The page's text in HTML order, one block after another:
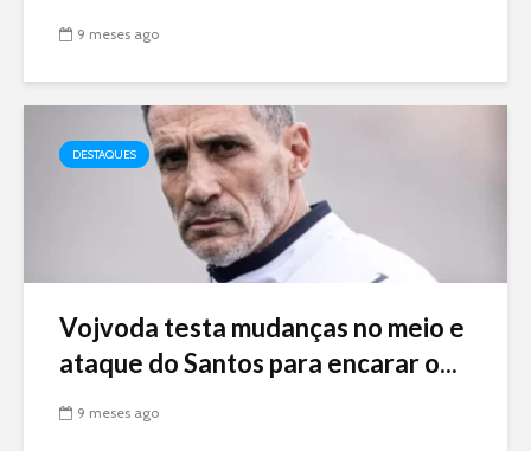
9 meses ago
DESTAQUES
Vojvoda testa mudanças no meio e
ataque do Santos para encarar o...
9 meses ago